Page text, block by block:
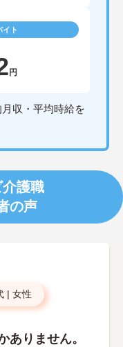
イト
円
収・平均時給を
護職
の声
| 女性
ありません。